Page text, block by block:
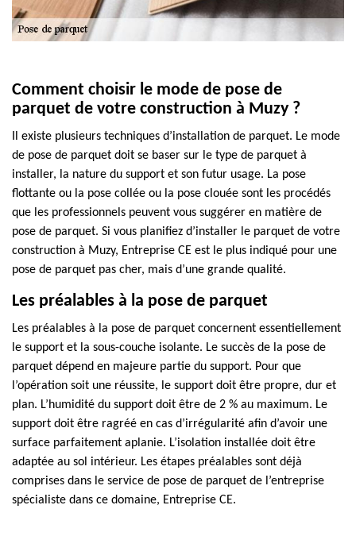
Comment choisir le mode de pose de
parquet de votre construction à Muzy ?
Il existe plusieurs techniques d’installation de parquet. Le mode
de pose de parquet doit se baser sur le type de parquet à
installer, la nature du support et son futur usage. La pose
flottante ou la pose collée ou la pose clouée sont les procédés
que les professionnels peuvent vous suggérer en matière de
pose de parquet. Si vous planifiez d’installer le parquet de votre
construction à Muzy, Entreprise CE est le plus indiqué pour une
pose de parquet pas cher, mais d’une grande qualité.
Les préalables à la pose de parquet
Les préalables à la pose de parquet concernent essentiellement
le support et la sous-couche isolante. Le succès de la pose de
parquet dépend en majeure partie du support. Pour que
l’opération soit une réussite, le support doit être propre, dur et
plan. L’humidité du support doit être de 2 % au maximum. Le
support doit être ragréé en cas d’irrégularité afin d’avoir une
surface parfaitement aplanie. L’isolation installée doit être
adaptée au sol intérieur. Les étapes préalables sont déjà
comprises dans le service de pose de parquet de l’entreprise
spécialiste dans ce domaine, Entreprise CE.